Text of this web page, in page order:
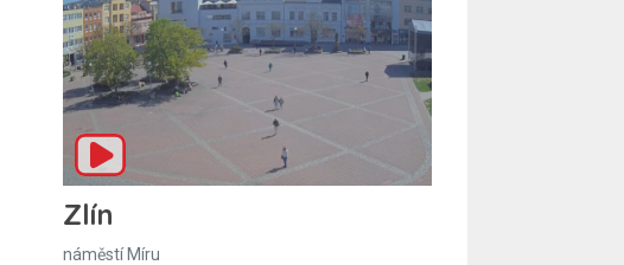
Zlín
náměstí Míru